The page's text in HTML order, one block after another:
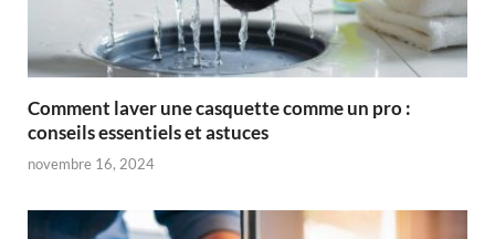
Comment laver une casquette comme un pro :
conseils essentiels et astuces
novembre 16, 2024